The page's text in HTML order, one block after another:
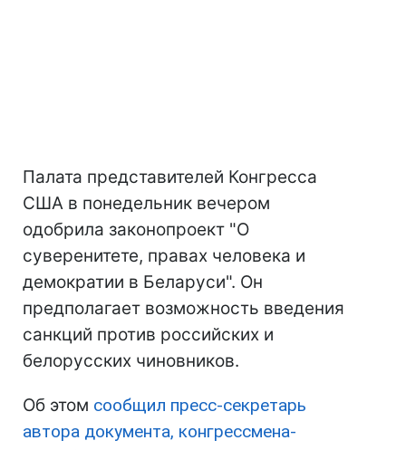
Палата представителей Конгресса
США в понедельник вечером
одобрила законопроект "О
суверенитете, правах человека и
демократии в Беларуси". Он
предполагает возможность введения
санкций против российских и
белорусских чиновников.
Об этом сообщил пресс-секретарь
автора документа, конгрессмена-